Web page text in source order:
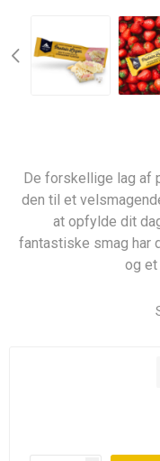
De forskellige lag af
den til et
at opfylde dit
fantastiske smag har
og et